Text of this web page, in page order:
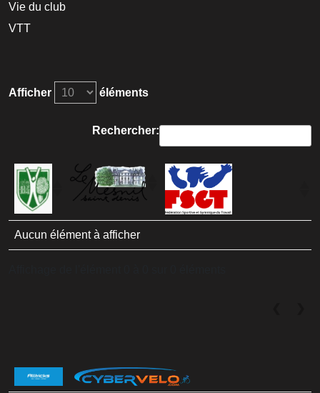
Vie du club
VTT
Afficher éléments
Rechercher:
Aucun élément à afficher